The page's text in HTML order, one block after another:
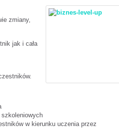
zmiany,
jak i cała
w kierunku uczenia przez